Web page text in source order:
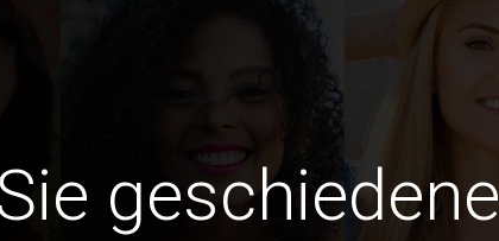
geschiedene